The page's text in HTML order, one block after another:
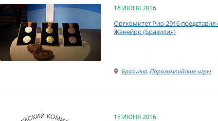
16 ИЮНЯ 2016
Оргкомитет Рио-2016
Жанейро (Бразилия)
Бразилия, Паралимпийские игры
15 ИЮНЯ 2016